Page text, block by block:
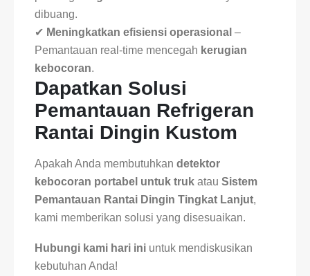
dibuang.
✔ Meningkatkan efisiensi operasional –
Pemantauan real-time mencegah kerugian
kebocoran.
Dapatkan Solusi
Pemantauan Refrigeran
Rantai Dingin Kustom
Apakah Anda membutuhkan detektor
kebocoran portabel untuk truk atau Sistem
Pemantauan Rantai Dingin Tingkat Lanjut,
kami memberikan solusi yang disesuaikan.
Hubungi kami hari ini untuk mendiskusikan
kebutuhan Anda!